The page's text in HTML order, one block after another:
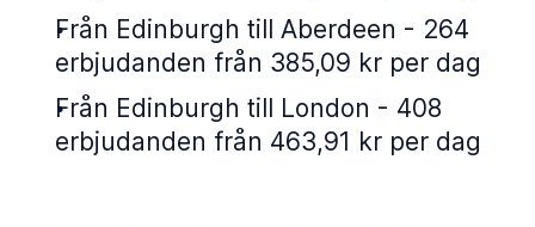
Från Edinburgh till Aberdeen - 264
erbjudanden från 385,09 kr per dag
Från Edinburgh till London - 408
erbjudanden från 463,91 kr per dag